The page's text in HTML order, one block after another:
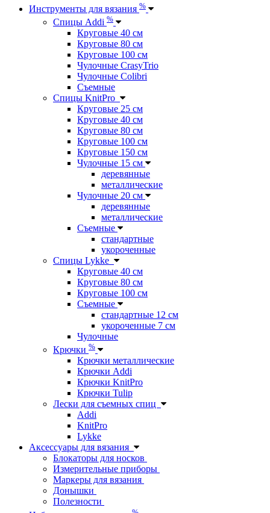
Инструменты для вязания %
Спицы Addi %
Круговые 40 см
Круговые 80 см
Круговые 100 см
Чулочные CrasyTrio
Чулочные Colibri
Съемные
Спицы KnitPro
Круговые 25 см
Круговые 40 см
Круговые 80 см
Круговые 100 см
Круговые 150 см
Чулочные 15 см
деревянные
металлические
Чулочные 20 см
деревянные
металлические
Съемные
стандартные
укороченные
Спицы Lykke
Круговые 40 см
Круговые 80 см
Круговые 100 см
Съемные
стандартные 12 см
укороченные 7 см
Чулочные
Крючки %
Крючки металлические
Крючки Addi
Крючки KnitPro
Крючки Tulip
Лески для съемных спиц
Addi
KnitPro
Lykke
Аксессуары для вязания
Блокаторы для носков
Измерительные приборы
Маркеры для вязания
Донышки
Полезности